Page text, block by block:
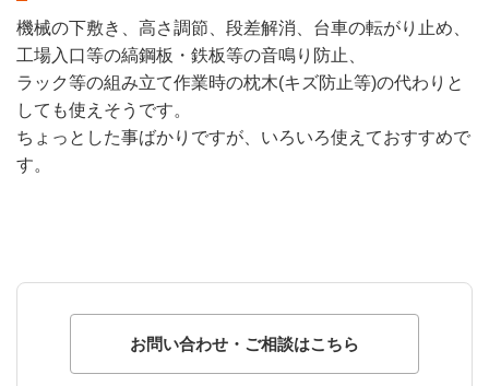
機械の下敷き、高さ調節、段差解消、台車の転がり止め、
工場入口等の縞鋼板・鉄板等の音鳴り防止、
ラック等の組み立て作業時の枕木(キズ防止等)の代わりと
しても使えそうです。
ちょっとした事ばかりですが、いろいろ使えておすすめで
す。
お問い合わせ・ご相談はこちら